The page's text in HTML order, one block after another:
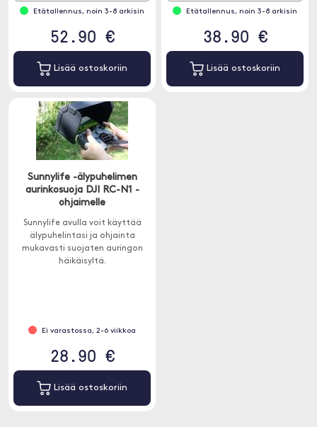
Etätallennus, noin 3-8 arkisin
52.90 €
Lisää ostoskoriin
Etätallennus, noin 3-8 arkisin
38.90 €
Lisää ostoskoriin
Sunnylife -älypuhelimen
aurinkosuoja DJI RC-N1 -
ohjaimelle
Sunnylife avulla voit käyttää
älypuhelintasi ja ohjainta
mukavasti suojaten auringon
häikäisyltä.
Ei varastossa, 2-6 viikkoa
28.90 €
Lisää ostoskoriin